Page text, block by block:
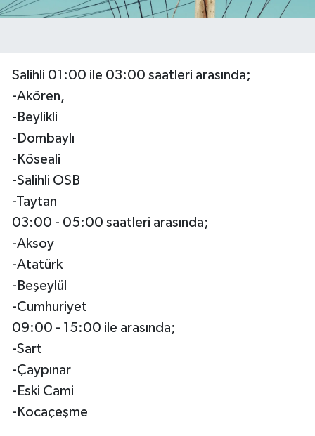
Salihli 01:00 ile 03:00 saatleri arasında;
-Akören,
-Beylikli
-Dombaylı
-Köseali
-Salihli OSB
-Taytan
03:00 - 05:00 saatleri arasında;
-Aksoy
-Atatürk
-Beşeylül
-Cumhuriyet
09:00 - 15:00 ile arasında;
-Sart
-Çaypınar
-Eski Cami
-Kocaçeşme